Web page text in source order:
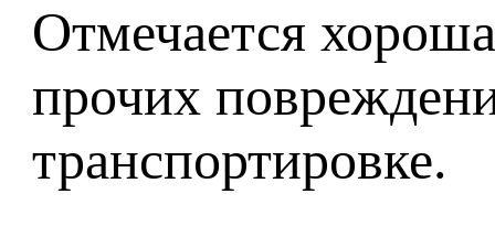
Отмечается
прочих
транспортировке.